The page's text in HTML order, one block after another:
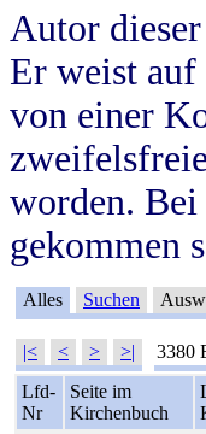
Autor
Er weist
von einer
worden. Bei
gekommen
Alles Suchen
|< < > >| 3380
Lfd-
Nr
Seite im
Kirchenbuch